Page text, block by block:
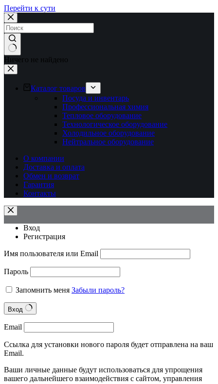
Перейти к сути
Ничего не найдено
Каталог товаров
Посуда и инвентарь
Профессиональная химия
Тепловое оборудование
Технологическое оборудование
Холодильное оборудование
Нейтральное оборудование
О компании
Доставка и оплата
Обмен и возврат
Гарантия
Контакты
Вход
Регистрация
Имя пользователя или Email
Пароль
Запомнить меня Забыли пароль?
Вход
Email
Ссылка для установки нового пароля будет отправлена на ваш
Email.
Ваши личные данные будут использоваться для упрощения
вашего дальнейшего взаимодействия с сайтом, управления